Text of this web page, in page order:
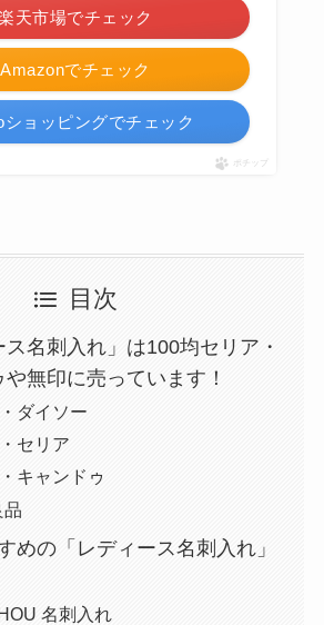
Amazonでチェック
天市場でチェック
ショッピングでチェック
ポチップ
目次
ス名刺入れ」は100均セリア・
無印に売っています！
ダイソー
セリア
キャンドゥ
品
めの「レディース名刺入れ」
名刺入れ